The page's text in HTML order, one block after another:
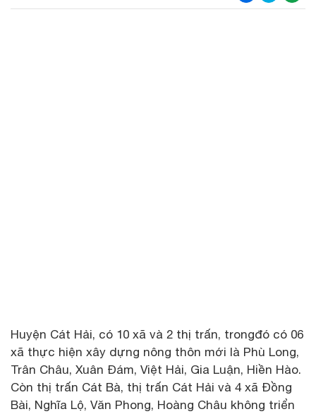
Huyện Cát Hải, có 10 xã và 2 thị trấn, trongđó có 06
xã thực hiện xây dựng nông thôn mới là Phù Long,
Trân Châu, Xuân Đám, Việt Hải, Gia Luận, Hiền Hào.
Còn thị trấn Cát Bà, thị trấn Cát Hải và 4 xã Đồng
Bài, Nghĩa Lộ, Văn Phong, Hoàng Châu không triển